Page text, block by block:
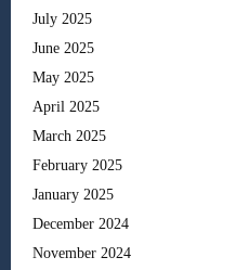
July 2025
June 2025
May 2025
April 2025
March 2025
February 2025
January 2025
December 2024
November 2024